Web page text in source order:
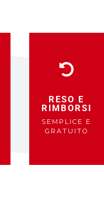
RESO E
RIMBORSI
SEMPLICE E
GRATUITO